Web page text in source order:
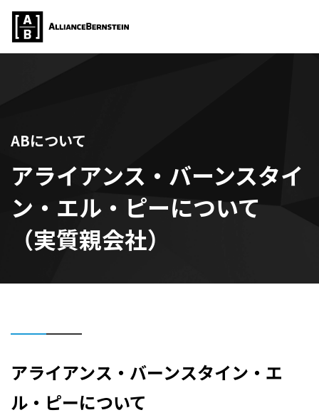
ABについて
アライアンス・バーンスタイ
ン・エル・ピーについて
（実質親会社）
アライアンス・バーンスタイン・エ
ル・ピーについて